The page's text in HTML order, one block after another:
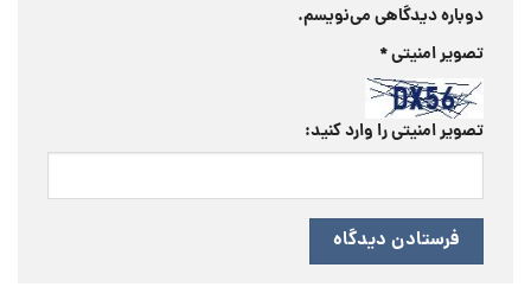
دوباره دیدگاهی می‌نویسم.
تصویر امنیتی*
تصویر امنیتی را وارد کنید: